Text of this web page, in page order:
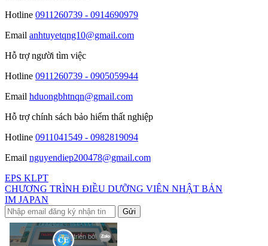
Hotline 0911260739 - 0914690979
Email anhtuyetqng10@gmail.com
Hỗ trợ người tìm việc
Hotline 0911260739 - 0905059944
Email hduongbhtnqn@gmail.com
Hỗ trợ chính sách bảo hiểm thất nghiệp
Hotline 0911041549 - 0982819094
Email nguyendiep200478@gmail.com
EPS KLPT
CHƯƠNG TRÌNH ĐIỀU DƯỠNG VIÊN NHẬT BẢN
IM JAPAN
Gửi